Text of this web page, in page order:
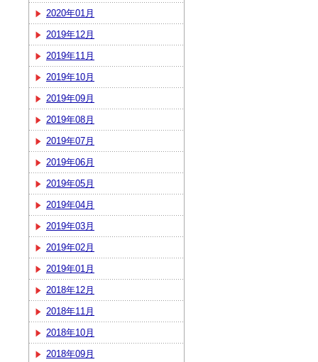
2020年01月
2019年12月
2019年11月
2019年10月
2019年09月
2019年08月
2019年07月
2019年06月
2019年05月
2019年04月
2019年03月
2019年02月
2019年01月
2018年12月
2018年11月
2018年10月
2018年09月